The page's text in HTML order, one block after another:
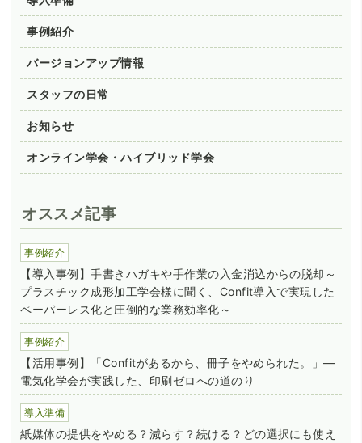
事例紹介
バージョンアップ情報
スタッフの日常
お知らせ
オンライン学会・ハイブリッド学会
オススメ記事
事例紹介
【導入事例】手書きハガキや手作業の入金消込からの脱却～
プラスチック成形加工学会様に聞く、Confit導入で実現した
ペーパーレス化と圧倒的な業務効率化～
事例紹介
【活用事例】「Confitがあるから、冊子をやめられた。」―
電気化学会が実践した、印刷ゼロへの道のり
導入準備
紙媒体の提供をやめる？減らす？続ける？どの選択にも使え